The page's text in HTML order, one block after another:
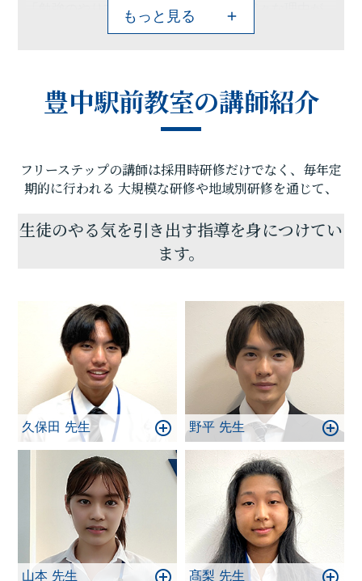
「勉強のやり方がわからない」など、様々な理由が
あると思います。
手助けができます！
ひとりひとりに合わせたカリキュラム、定期テスト
を徹底的に分析して作成したLapテスト、家庭学習を
意。さらに経験豊富な学習プランナーが適切な提案
をさせていただきます。
ない人、志望校合格へ近づきたい人、みなさんの
「夢の実現」のためにぜひ一緒に豊中駅前教室で頑
張りましょう！！まずは一度、お気軽にご相談くだ
もっと見る
豊中駅前教室の講師紹介
フリーステップの講師は採用時研修だけでなく、毎年定
期的に行われる 大規模な研修や地域別研修を通じて、
生徒のやる気を引き出す指導を身につけてい
ます。
久保田 先生 野平 先生
山本 先生 髙梨 先生